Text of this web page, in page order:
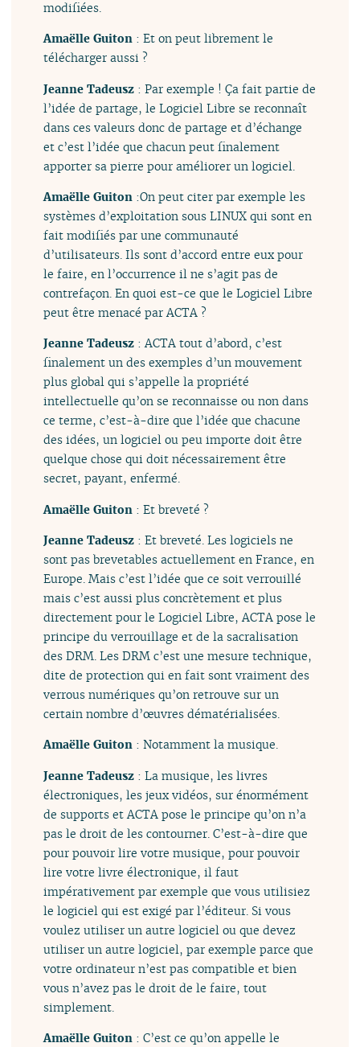
modifiées.
Amaëlle Guiton : Et on peut librement le
télécharger aussi ?
Jeanne Tadeusz : Par exemple ! Ça fait partie de
l’idée de partage, le Logiciel Libre se reconnaît
dans ces valeurs donc de partage et d’échange
et c’est l’idée que chacun peut finalement
apporter sa pierre pour améliorer un logiciel.
Amaëlle Guiton :On peut citer par exemple les
systèmes d’exploitation sous LINUX qui sont en
fait modifiés par une communauté
d’utilisateurs. Ils sont d’accord entre eux pour
le faire, en l’occurrence il ne s’agit pas de
contrefaçon. En quoi est-ce que le Logiciel Libre
peut être menacé par ACTA ?
Jeanne Tadeusz : ACTA tout d’abord, c’est
finalement un des exemples d’un mouvement
plus global qui s’appelle la propriété
intellectuelle qu’on se reconnaisse ou non dans
ce terme, c’est-à-dire que l’idée que chacune
des idées, un logiciel ou peu importe doit être
quelque chose qui doit nécessairement être
secret, payant, enfermé.
Amaëlle Guiton : Et breveté ?
Jeanne Tadeusz : Et breveté. Les logiciels ne
sont pas brevetables actuellement en France, en
Europe. Mais c’est l’idée que ce soit verrouillé
mais c’est aussi plus concrètement et plus
directement pour le Logiciel Libre, ACTA pose le
principe du verrouillage et de la sacralisation
des DRM. Les DRM c’est une mesure technique,
dite de protection qui en fait sont vraiment des
verrous numériques qu’on retrouve sur un
certain nombre d’œuvres dématérialisées.
Amaëlle Guiton : Notamment la musique.
Jeanne Tadeusz : La musique, les livres
électroniques, les jeux vidéos, sur énormément
de supports et ACTA pose le principe qu’on n’a
pas le droit de les contourner. C’est-à-dire que
pour pouvoir lire votre musique, pour pouvoir
lire votre livre électronique, il faut
impérativement par exemple que vous utilisiez
le logiciel qui est exigé par l’éditeur. Si vous
voulez utiliser un autre logiciel ou que devez
utiliser un autre logiciel, par exemple parce que
votre ordinateur n’est pas compatible et bien
vous n’avez pas le droit de le faire, tout
simplement.
Amaëlle Guiton : C’est ce qu’on appelle le